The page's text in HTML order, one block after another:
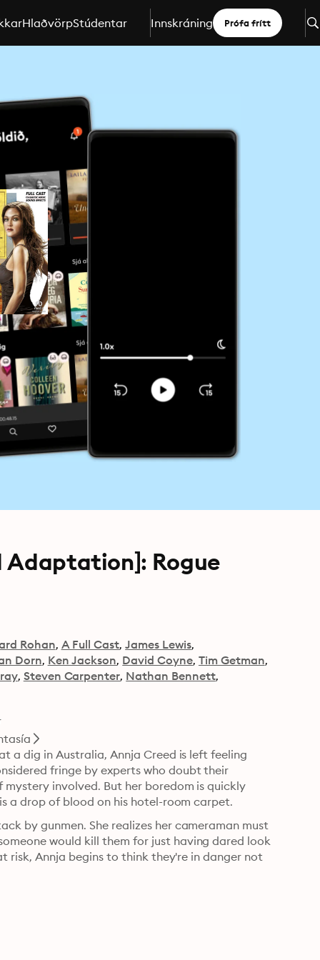
HlaðvörpStúdentar Innskráning Prófa frítt
Adaptation]: Rogue
Rohan A Full Cast James Lewis
Dorn Ken Jackson David Coyne Tim Getman
Steven Carpenter Nathan Bennett
a dig in Australia, Annja Creed is left feeling
fringe by experts who doubt their
involved. But her boredom is quickly
by gunmen. She realizes her cameraman must
would kill them for just having dared look
risk, Annja begins to think they're in danger not